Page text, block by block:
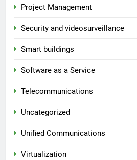
Project Management
Security and videosurveillance
Smart buildings
Software as a Service
Telecommunications
Uncategorized
Unified Communications
Virtualization